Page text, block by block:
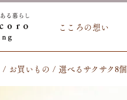
こころの想い
お買いもの 選べるサクサク8